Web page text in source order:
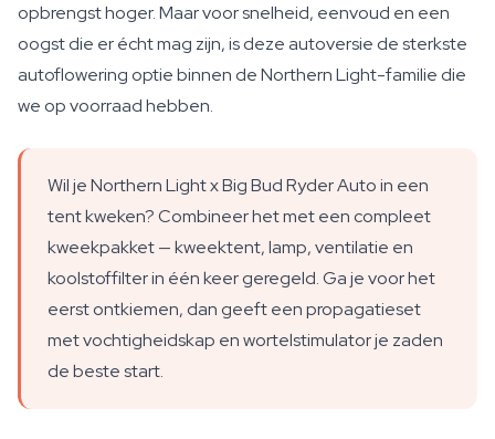
opbrengst hoger. Maar voor snelheid, eenvoud en een
oogst die er écht mag zijn, is deze autoversie de sterkste
autoflowering optie binnen de Northern Light-familie die
we op voorraad hebben.
Wil je Northern Light x Big Bud Ryder Auto in een
tent kweken? Combineer het met een compleet
kweekpakket — kweektent, lamp, ventilatie en
koolstoffilter in één keer geregeld. Ga je voor het
eerst ontkiemen, dan geeft een propagatieset
met vochtigheidskap en wortelstimulator je zaden
de beste start.